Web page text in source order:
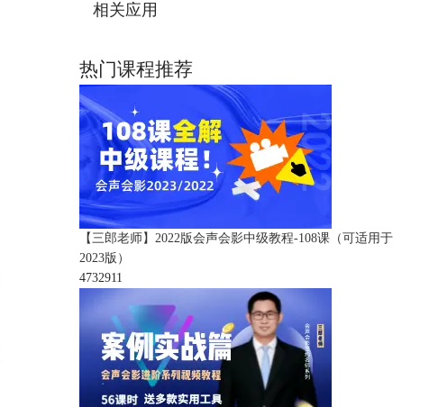
相关应用
热门课程推荐
【三郎老师】2022版会声会影中级教程-108课（可适用于
2023版）
4732911